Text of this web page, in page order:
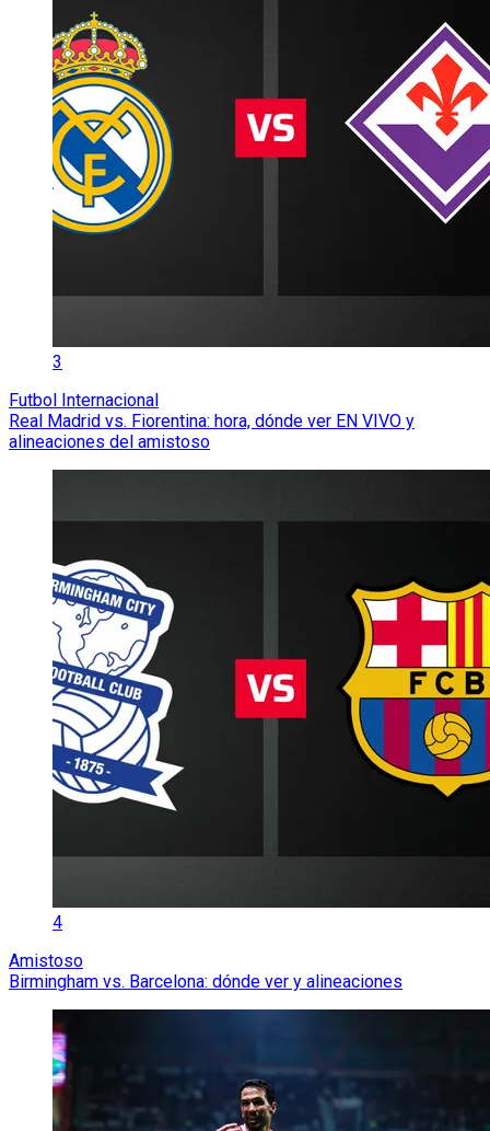
3
Futbol Internacional
Real Madrid vs. Fiorentina: hora, dónde ver EN VIVO y
alineaciones del amistoso
4
Amistoso
Birmingham vs. Barcelona: dónde ver y alineaciones